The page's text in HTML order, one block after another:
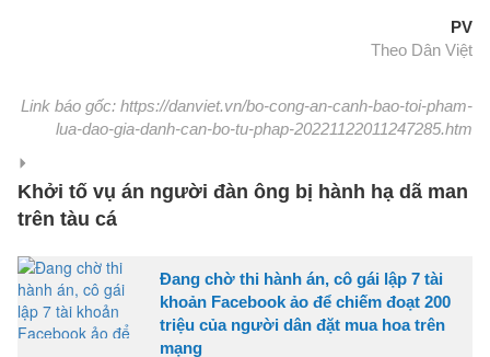
PV
Theo Dân Việt
Link báo gốc: https://danviet.vn/bo-cong-an-canh-bao-toi-pham-
lua-dao-gia-danh-can-bo-tu-phap-20221122011247285.htm
Khởi tố vụ án người đàn ông bị hành hạ dã man
trên tàu cá
Đang chờ thi hành án, cô gái lập 7 tài
khoản Facebook ảo để chiếm đoạt 200
triệu của người dân đặt mua hoa trên
mạng